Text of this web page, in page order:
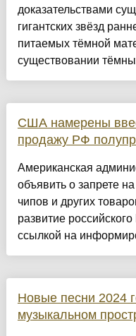
доказательствами
гигантских звёзд
питаемых тёмной
существовании
США намерены
продажу РФ
Американская
объявить о запрете
чипов и других
развитие
ссылкой на
Новые песни 2024
музыкальном